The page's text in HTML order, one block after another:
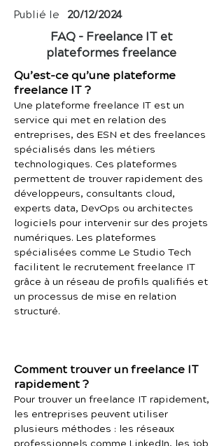
Publié le 20/12/2024
FAQ – Freelance IT et
plateformes freelance
Qu’est-ce qu’une plateforme
freelance IT ?
Une plateforme freelance IT est un
service qui met en relation des
entreprises, des ESN et des freelances
spécialisés dans les métiers
technologiques. Ces plateformes
permettent de trouver rapidement des
développeurs, consultants cloud,
experts data, DevOps ou architectes
logiciels pour intervenir sur des projets
numériques. Les plateformes
spécialisées comme Le Studio Tech
facilitent le recrutement freelance IT
grâce à un réseau de profils qualifiés et
un processus de mise en relation
structuré.
Comment trouver un freelance IT
rapidement ?
Pour trouver un freelance IT rapidement,
les entreprises peuvent utiliser
plusieurs méthodes : les réseaux